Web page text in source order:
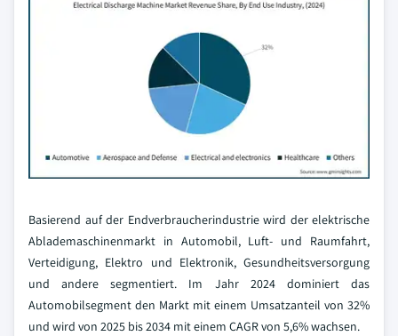
Basierend auf der Endverbraucherindustrie wird der elektrische
Ablademaschinenmarkt in Automobil, Luft- und Raumfahrt,
Verteidigung, Elektro und Elektronik, Gesundheitsversorgung
und andere segmentiert. Im Jahr 2024 dominiert das
Automobilsegment den Markt mit einem Umsatzanteil von 32%
und wird von 2025 bis 2034 mit einem CAGR von 5,6% wachsen.